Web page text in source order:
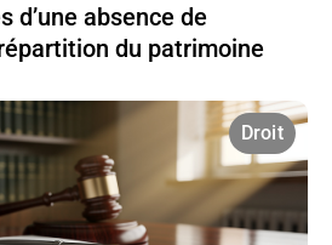
d’une absence de
du patrimoine
Droit